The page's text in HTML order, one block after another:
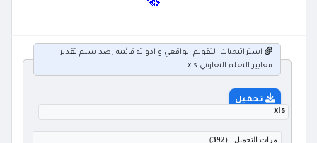
استراتيجيات التقويم الواقعي و ادواته قائمه رصد سلم تقدير
معايير التعلم التعاوني.xls
تحميل
xls
مرات التحميل : (392
)